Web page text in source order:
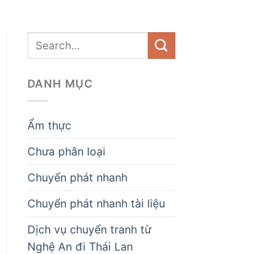
DANH MỤC
Ẩm thực
Chưa phân loại
Chuyển phát nhanh
Chuyển phát nhanh tài liệu
Dịch vụ chuyển tranh từ
Nghệ An đi Thái Lan